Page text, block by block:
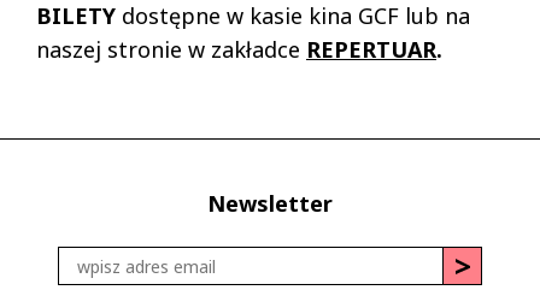
BILETY dostępne w kasie kina GCF lub na
naszej stronie w zakładce REPERTUAR.
Newsletter